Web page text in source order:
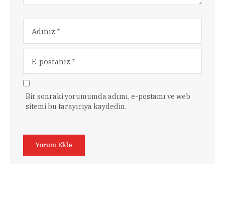
Bir sonraki yorumumda adımı, e-postamı ve web
sitemi bu tarayıcıya kaydedin.